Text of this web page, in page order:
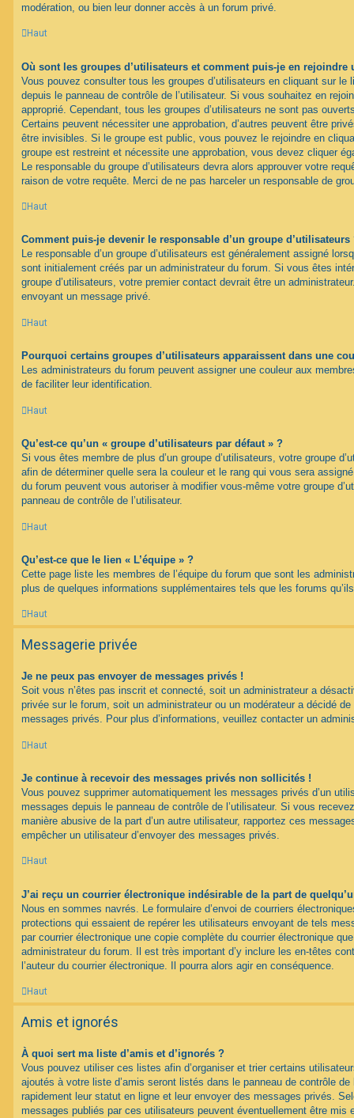
modération, ou bien leur donner accès à un forum privé.
Haut
Où sont les groupes d’utilisateurs et comment puis-je en rejoindre
Vous pouvez consulter tous les groupes d’utilisateurs en cliquant sur le
depuis le panneau de contrôle de l’utilisateur. Si vous souhaitez en
approprié. Cependant, tous les groupes d’utilisateurs ne sont pas
Certains peuvent nécessiter une approbation, d’autres peuvent être
être invisibles. Si le groupe est public, vous pouvez le rejoindre en
groupe est restreint et nécessite une approbation, vous devez cliquer
Le responsable du groupe d’utilisateurs devra alors approuver votre
raison de votre requête. Merci de ne pas harceler un responsable de
Haut
Comment puis-je devenir le responsable d’un groupe d’utilisateurs
Le responsable d’un groupe d’utilisateurs est généralement assigné
sont initialement créés par un administrateur du forum. Si vous êtes
groupe d’utilisateurs, votre premier contact devrait être un
envoyant un message privé.
Haut
Pourquoi certains groupes d’utilisateurs apparaissent dans une
Les administrateurs du forum peuvent assigner une couleur aux
de faciliter leur identification.
Haut
Qu’est-ce qu’un « groupe d’utilisateurs par défaut » ?
Si vous êtes membre de plus d’un groupe d’utilisateurs, votre groupe
afin de déterminer quelle sera la couleur et le rang qui vous sera
du forum peuvent vous autoriser à modifier vous-même votre groupe
panneau de contrôle de l’utilisateur.
Haut
Qu’est-ce que le lien « L’équipe » ?
Cette page liste les membres de l’équipe du forum que sont les
plus de quelques informations supplémentaires tels que les forums
Haut
Messagerie privée
Je ne peux pas envoyer de messages privés !
Soit vous n’êtes pas inscrit et connecté, soit un administrateur a
privée sur le forum, soit un administrateur ou un modérateur a décidé de
messages privés. Pour plus d’informations, veuillez contacter un
Haut
Je continue à recevoir des messages privés non sollicités !
Vous pouvez supprimer automatiquement les messages privés d’un
messages depuis le panneau de contrôle de l’utilisateur. Si vous
manière abusive de la part d’un autre utilisateur, rapportez ces
empêcher un utilisateur d’envoyer des messages privés.
Haut
J’ai reçu un courrier électronique indésirable de la part de
Nous en sommes navrés. Le formulaire d’envoi de courriers
protections qui essaient de repérer les utilisateurs envoyant de tels
par courrier électronique une copie complète du courrier électronique
administrateur du forum. Il est très important d’y inclure les en-têtes
l’auteur du courrier électronique. Il pourra alors agir en conséquence.
Haut
Amis et ignorés
À quoi sert ma liste d’amis et d’ignorés ?
Vous pouvez utiliser ces listes afin d’organiser et trier certains
ajoutés à votre liste d’amis seront listés dans le panneau de contrôle de
rapidement leur statut en ligne et leur envoyer des messages privés.
messages publiés par ces utilisateurs peuvent éventuellement être mis